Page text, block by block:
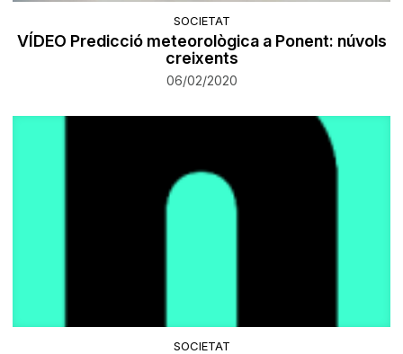
SOCIETAT
VÍDEO Predicció meteorològica a Ponent: núvols
creixents
06/02/2020
SOCIETAT